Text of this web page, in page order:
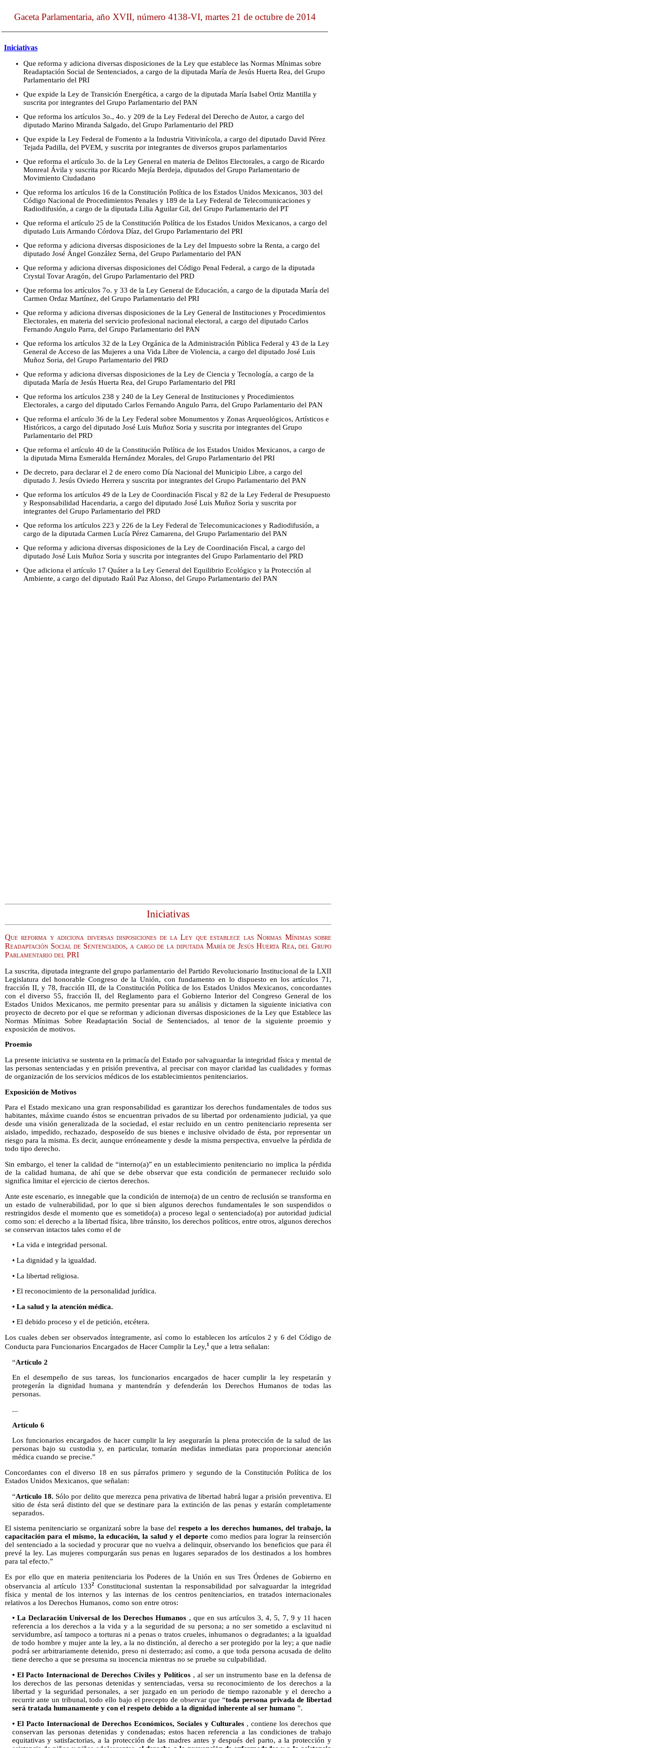
Gaceta Parlamentaria, año XVII, número 4138-VI, martes 21 de octubre de 2014
Iniciativas
Que reforma y adiciona diversas disposiciones de la Ley que establece las Normas Mínimas sobre
Readaptación Social de Sentenciados, a cargo de la diputada María de Jesús Huerta Rea, del Grupo
Parlamentario del PRI
Que expide la Ley de Transición Energética, a cargo de la diputada María Isabel Ortiz Mantilla y
suscrita por integrantes del Grupo Parlamentario del PAN
Que reforma los artículos 3o., 4o. y 209 de la Ley Federal del Derecho de Autor, a cargo del
diputado Marino Miranda Salgado, del Grupo Parlamentario del PRD
Que expide la Ley Federal de Fomento a la Industria Vitivinícola, a cargo del diputado David Pérez
Tejada Padilla, del PVEM, y suscrita por integrantes de diversos grupos parlamentarios
Que reforma el artículo 3o. de la Ley General en materia de Delitos Electorales, a cargo de Ricardo
Monreal Ávila y suscrita por Ricardo Mejía Berdeja, diputados del Grupo Parlamentario de
Movimiento Ciudadano
Que reforma los artículos 16 de la Constitución Política de los Estados Unidos Mexicanos, 303 del
Código Nacional de Procedimientos Penales y 189 de la Ley Federal de Telecomunicaciones y
Radiodifusión, a cargo de la diputada Lilia Aguilar Gil, del Grupo Parlamentario del PT
Que reforma el artículo 25 de la Constitución Política de los Estados Unidos Mexicanos, a cargo del
diputado Luis Armando Córdova Díaz, del Grupo Parlamentario del PRI
Que reforma y adiciona diversas disposiciones de la Ley del Impuesto sobre la Renta, a cargo del
diputado José Ángel González Serna, del Grupo Parlamentario del PAN
Que reforma y adiciona diversas disposiciones del Código Penal Federal, a cargo de la diputada
Crystal Tovar Aragón, del Grupo Parlamentario del PRD
Que reforma los artículos 7o. y 33 de la Ley General de Educación, a cargo de la diputada María del
Carmen Ordaz Martínez, del Grupo Parlamentario del PRI
Que reforma y adiciona diversas disposiciones de la Ley General de Instituciones y Procedimientos
Electorales, en materia del servicio profesional nacional electoral, a cargo del diputado Carlos
Fernando Angulo Parra, del Grupo Parlamentario del PAN
Que reforma los artículos 32 de la Ley Orgánica de la Administración Pública Federal y 43 de la Ley
General de Acceso de las Mujeres a una Vida Libre de Violencia, a cargo del diputado José Luis
Muñoz Soria, del Grupo Parlamentario del PRD
Que reforma y adiciona diversas disposiciones de la Ley de Ciencia y Tecnología, a cargo de la
diputada María de Jesús Huerta Rea, del Grupo Parlamentario del PRI
Que reforma los artículos 238 y 240 de la Ley General de Instituciones y Procedimientos
Electorales, a cargo del diputado Carlos Fernando Angulo Parra, del Grupo Parlamentario del PAN
Que reforma el artículo 36 de la Ley Federal sobre Monumentos y Zonas Arqueológicos, Artísticos e
Históricos, a cargo del diputado José Luis Muñoz Soria y suscrita por integrantes del Grupo
Parlamentario del PRD
Que reforma el artículo 40 de la Constitución Política de los Estados Unidos Mexicanos, a cargo de
la diputada Mirna Esmeralda Hernández Morales, del Grupo Parlamentario del PRI
De decreto, para declarar el 2 de enero como Día Nacional del Municipio Libre, a cargo del
diputado J. Jesús Oviedo Herrera y suscrita por integrantes del Grupo Parlamentario del PAN
Que reforma los artículos 49 de la Ley de Coordinación Fiscal y 82 de la Ley Federal de Presupuesto
y Responsabilidad Hacendaria, a cargo del diputado José Luis Muñoz Soria y suscrita por
integrantes del Grupo Parlamentario del PRD
Que reforma los artículos 223 y 226 de la Ley Federal de Telecomunicaciones y Radiodifusión, a
cargo de la diputada Carmen Lucía Pérez Camarena, del Grupo Parlamentario del PAN
Que reforma y adiciona diversas disposiciones de la Ley de Coordinación Fiscal, a cargo del
diputado José Luis Muñoz Soria y suscrita por integrantes del Grupo Parlamentario del PRD
Que adiciona el artículo 17 Quáter a la Ley General del Equilibrio Ecológico y la Protección al
Ambiente, a cargo del diputado Raúl Paz Alonso, del Grupo Parlamentario del PAN
Iniciativas
Que reforma y adiciona diversas disposiciones de la Ley que establece las Normas Mínimas sobre
Readaptación Social de Sentenciados, a cargo de la diputada María de Jesús Huerta Rea, del Grupo
Parlamentario del PRI
La suscrita, diputada integrante del grupo parlamentario del Partido Revolucionario Institucional de la LXII
Legislatura del honorable Congreso de la Unión, con fundamento en lo dispuesto en los artículos 71,
fracción II, y 78, fracción III, de la Constitución Política de los Estados Unidos Mexicanos, concordantes
con el diverso 55, fracción II, del Reglamento para el Gobierno Interior del Congreso General de los
Estados Unidos Mexicanos, me permito presentar para su análisis y dictamen la siguiente iniciativa con
proyecto de decreto por el que se reforman y adicionan diversas disposiciones de la Ley que Establece las
Normas Mínimas Sobre Readaptación Social de Sentenciados, al tenor de la siguiente proemio y
exposición de motivos.
Proemio
La presente iniciativa se sustenta en la primacía del Estado por salvaguardar la integridad física y mental de
las personas sentenciadas y en prisión preventiva, al precisar con mayor claridad las cualidades y formas
de organización de los servicios médicos de los establecimientos penitenciarios.
Exposición de Motivos
Para el Estado mexicano una gran responsabilidad es garantizar los derechos fundamentales de todos sus
habitantes, máxime cuando éstos se encuentran privados de su libertad por ordenamiento judicial, ya que
desde una visión generalizada de la sociedad, el estar recluido en un centro penitenciario representa ser
aislado, impedido, rechazado, desposeído de sus bienes e inclusive olvidado de ésta, por representar un
riesgo para la misma. Es decir, aunque erróneamente y desde la misma perspectiva, envuelve la pérdida de
todo tipo derecho.
Sin embargo, el tener la calidad de “interno(a)” en un establecimiento penitenciario no implica la pérdida
de la calidad humana, de ahí que se debe observar que esta condición de permanecer recluido solo
significa limitar el ejercicio de ciertos derechos.
Ante este escenario, es innegable que la condición de interno(a) de un centro de reclusión se transforma en
un estado de vulnerabilidad, por lo que si bien algunos derechos fundamentales le son suspendidos o
restringidos desde el momento que es sometido(a) a proceso legal o sentenciado(a) por autoridad judicial
como son: el derecho a la libertad física, libre tránsito, los derechos políticos, entre otros, algunos derechos
se conservan intactos tales como el de
• La vida e integridad personal.
• La dignidad y la igualdad.
• La libertad religiosa.
• El reconocimiento de la personalidad jurídica.
• La salud y la atención médica.
• El debido proceso y el de petición, etcétera.
Los cuales deben ser observados íntegramente, así como lo establecen los artículos 2 y 6 del Código de
Conducta para Funcionarios Encargados de Hacer Cumplir la Ley,1 que a letra señalan:
“Artículo 2
En el desempeño de sus tareas, los funcionarios encargados de hacer cumplir la ley respetarán y
protegerán la dignidad humana y mantendrán y defenderán los Derechos Humanos de todas las
personas.
...
Artículo 6
Los funcionarios encargados de hacer cumplir la ley asegurarán la plena protección de la salud de las
personas bajo su custodia y, en particular, tomarán medidas inmediatas para proporcionar atención
médica cuando se precise.”
Concordantes con el diverso 18 en sus párrafos primero y segundo de la Constitución Política de los
Estados Unidos Mexicanos, que señalan:
“Artículo 18. Sólo por delito que merezca pena privativa de libertad habrá lugar a prisión preventiva. El
sitio de ésta será distinto del que se destinare para la extinción de las penas y estarán completamente
separados.
El sistema penitenciario se organizará sobre la base del respeto a los derechos humanos, del trabajo, la
capacitación para el mismo, la educación, la salud y el deportecomo medios para lograr la reinserción
del sentenciado a la sociedad y procurar que no vuelva a delinquir, observando los beneficios que para él
prevé la ley. Las mujeres compurgarán sus penas en lugares separados de los destinados a los hombres
para tal efecto.”
Es por ello que en materia penitenciaria los Poderes de la Unión en sus Tres Órdenes de Gobierno en
observancia al artículo 1332Constitucional sustentan la responsabilidad por salvaguardar la integridad
física y mental de los internos y las internas de los centros penitenciarios, en tratados internacionales
relativos a los Derechos Humanos, como son entre otros:
• La Declaración Universal de los Derechos Humanos , que en sus artículos 3, 4, 5, 7, 9 y 11 hacen
referencia a los derechos a la vida y a la seguridad de su persona; a no ser sometido a esclavitud ni
servidumbre, así tampoco a torturas ni a penas o tratos crueles, inhumanos o degradantes; a la igualdad
de todo hombre y mujer ante la ley, a la no distinción, al derecho a ser protegido por la ley; a que nadie
podrá ser arbitrariamente detenido, preso ni desterrado; así como, a que toda persona acusada de delito
tiene derecho a que se presuma su inocencia mientras no se pruebe su culpabilidad.
• El Pacto Internacional de Derechos Civiles y Políticos, al ser un instrumento base en la defensa de
los derechos de las personas detenidas y sentenciadas, versa su reconocimiento de los derechos a la
libertad y la seguridad personales, a ser juzgado en un periodo de tiempo razonable y el derecho a
recurrir ante un tribunal, todo ello bajo el precepto de observar que “toda persona privada de libertad
será tratada humanamente y con el respeto debido a la dignidad inherente al ser humano ”.
• El Pacto Internacional de Derechos Económicos, Sociales y Culturales, contiene los derechos que
conservan las personas detenidas y condenadas; estos hacen referencia a las condiciones de trabajo
equitativas y satisfactorias, a la protección de las madres antes y después del parto, a la protección y